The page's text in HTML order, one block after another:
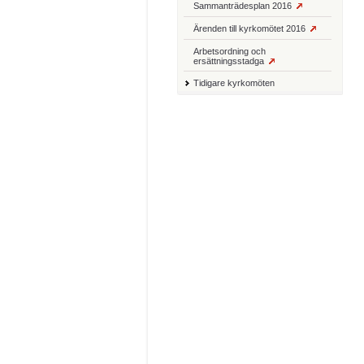
Sammanträdesplan 2016
Ärenden till kyrkomötet 2016
Arbetsordning och
ersättningsstadga
Tidigare kyrkomöten